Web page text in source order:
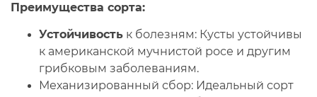
Преимущества сорта:
Устойчивость к болезням: Кусты устойчивы
к американской мучнистой росе и другим
грибковым заболеваниям.
Механизированный сбор: Идеальный сорт